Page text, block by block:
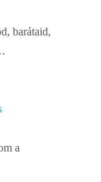
barátaid,
a